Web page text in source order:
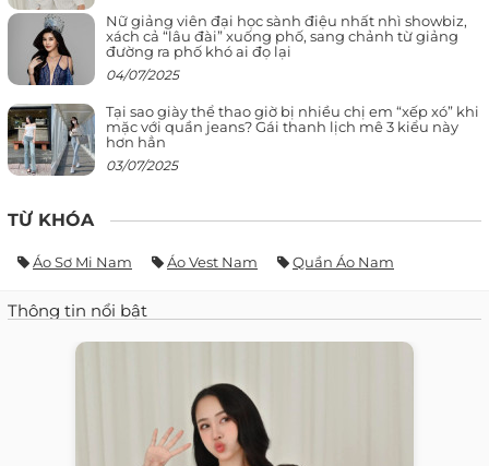
Nữ giảng viên đại học sành điệu nhất nhì showbiz,
xách cả “lâu đài” xuống phố, sang chảnh từ giảng
đường ra phố khó ai đọ lại
04/07/2025
Tại sao giày thể thao giờ bị nhiều chị em “xếp xó” khi
mặc với quần jeans? Gái thanh lịch mê 3 kiểu này
hơn hẳn
03/07/2025
TỪ KHÓA
Áo Sơ Mi Nam Áo Vest Nam Quần Áo Nam
Thông tin nổi bật